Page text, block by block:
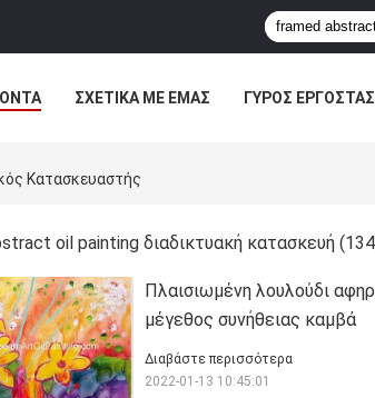
ΣΧΕΤΙΚΆ ΜΕ ΕΜΆΣ ΓΎΡΟΣ
Κατασκευαστής
oil painting διαδικτυακή κατασκευή
Πλαισιωμένη λουλούδι
μέγεθος συνήθειας καμβά
Διαβάστε περισσότερα
2022-01-13 10:45:01